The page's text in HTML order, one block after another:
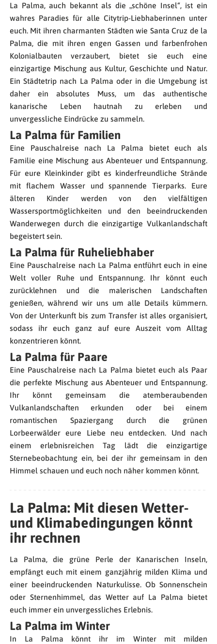
La Palma, auch bekannt als die „schöne Insel“, ist ein
wahres Paradies für alle Citytrip-Liebhaberinnen unter
euch. Mit ihren charmanten Städten wie Santa Cruz de la
Palma, die mit ihren engen Gassen und farbenfrohen
Kolonialbauten verzaubert, bietet sie euch eine
einzigartige Mischung aus Kultur, Geschichte und Natur.
Ein Städtetrip nach La Palma oder in die Umgebung ist
daher ein absolutes Muss, um das authentische
kanarische Leben hautnah zu erleben und
unvergessliche Eindrücke zu sammeln.
La Palma für Familien
Eine Pauschalreise nach La Palma bietet euch als
Familie eine Mischung aus Abenteuer und Entspannung.
Für eure Kleinkinder gibt es kinderfreundliche Strände
mit flachem Wasser und spannende Tierparks. Eure
älteren Kinder werden von den vielfältigen
Wassersportmöglichkeiten und den beeindruckenden
Wanderwegen durch die einzigartige Vulkanlandschaft
begeistert sein.
La Palma für Ruheliebhaber
Eine Pauschalreise nach La Palma entführt euch in eine
Welt voller Ruhe und Entspannung. Ihr könnt euch
zurücklehnen und die malerischen Landschaften
genießen, während wir uns um alle Details kümmern.
Von der Unterkunft bis zum Transfer ist alles organisiert,
sodass ihr euch ganz auf eure Auszeit vom Alltag
konzentrieren könnt.
La Palma für Paare
Eine Pauschalreise nach La Palma bietet euch als Paar
die perfekte Mischung aus Abenteuer und Entspannung.
Ihr könnt gemeinsam die atemberaubenden
Vulkanlandschaften erkunden oder bei einem
romantischen Spaziergang durch die grünen
Lorbeerwälder eure Liebe neu entdecken. Und nach
einem erlebnisreichen Tag lädt die einzigartige
Sternebeobachtung ein, bei der ihr gemeinsam in den
Himmel schauen und euch noch näher kommen könnt.
La Palma: Mit diesen Wetter-
und Klimabedingungen könnt
ihr rechnen
La Palma, die grüne Perle der Kanarischen Inseln,
empfängt euch mit einem ganzjährig milden Klima und
einer beeindruckenden Naturkulisse. Ob Sonnenschein
oder Sternenhimmel, das Wetter auf La Palma bietet
euch immer ein unvergessliches Erlebnis.
La Palma im Winter
In La Palma könnt ihr im Winter mit milden